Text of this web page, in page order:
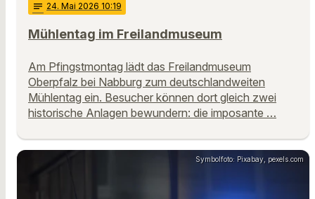
notes 24. Mai 2026 10:19
Mühlentag im Freilandmuseum
Am Pfingstmontag lädt das Freilandmuseum
Oberpfalz bei Nabburg zum deutschlandweiten
Mühlentag ein. Besucher können dort gleich zwei
historische Anlagen bewundern: die imposante …
Symbolfoto: Pixabay, pexels.com